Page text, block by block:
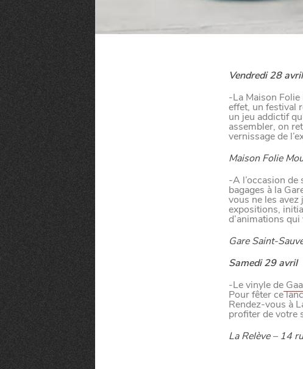
Vendredi 28 avril
-La Maison
effet, un festival
un jeu addictif
assembler, on
vernissage de
Maison Folie
-A l’occasion
bagages à la
vous ne les
expositions,
d’animations
Gare Saint-
Samedi 29 avril
-Le vinyle de
Pour fêter ce
Rendez-vous à
profiter de votre
La Relève – 14